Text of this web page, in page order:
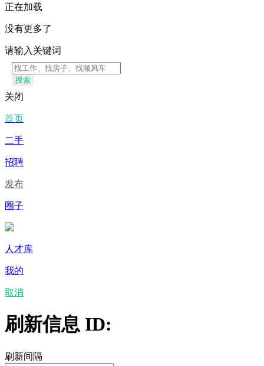
正在加载
没有更多了
请输入关键词
搜索
关闭
首页
二手
招聘
发布
圈子
人才库
我的
取消
刷新信息 ID:
刷新间隔